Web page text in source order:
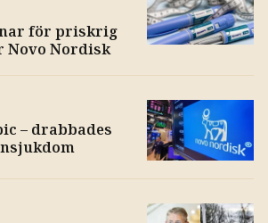
för priskrig
Novo Nordisk
– drabbades